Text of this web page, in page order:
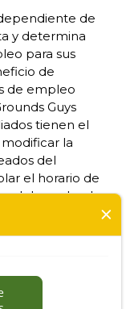
y que sean
marcas,
indicios de
con respecto
que sea de
todas las
de
y determina
para sus
de
de empleo
Guys
tienen el
la
del
el horario de
del empleado
y el
o mantener
The
y/o
de las
en este sitio